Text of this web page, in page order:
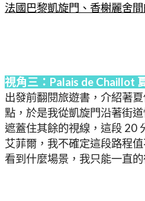
法國巴黎凱旋門、香榭麗舍
視角三：Palais de Chaillot
出發前翻閱旅遊書，介紹著
點，於是我從凱旋門沿著街
遮蓋住其餘的視線，這段 20
艾菲爾，我不確定這段路程
看到什麼場景，我只能一直